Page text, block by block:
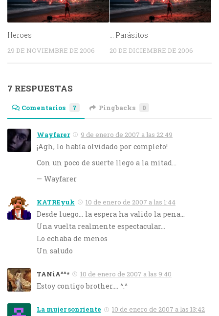
Heroes
29 DE NOVIEMBRE DE 2006
… Parásitos
20 DE DICIEMBRE DE 2006
7 RESPUESTAS
Comentarios 7 Pingbacks 0
Wayfarer 9 de enero de 2007 a las 22:49
¡Agh, lo había olvidado por completo!
Con un poco de suerte llego a la mitad…
— Wayfarer
KATREyuk 10 de enero de 2007 a las 1:44
Desde luego… la espera ha valido la pena…
Una vuelta realmente espectacular…
Lo echaba de menos
Un saludo
TANiA^^* 10 de enero de 2007 a las 9:40
Estoy contigo brother…. ^.^
La mujer sonriente 10 de enero de 2007 a las 13:42